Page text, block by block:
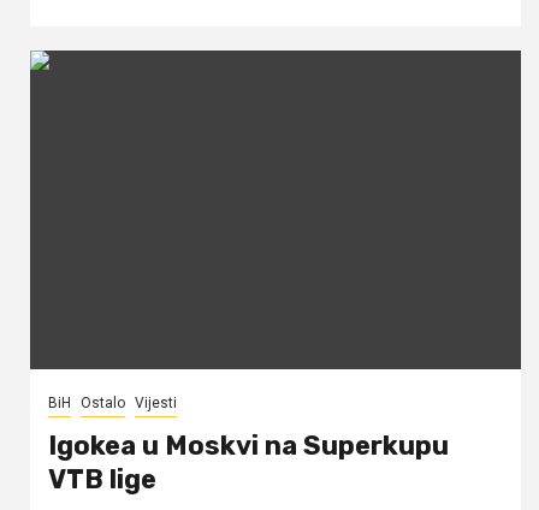
BiH Ostalo Vijesti
Igokea u Moskvi na Superkupu
VTB lige